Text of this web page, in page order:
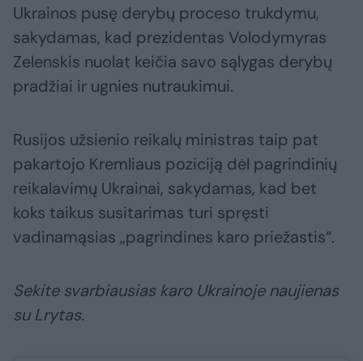
Ukrainos pusę derybų proceso trukdymu,
sakydamas, kad prezidentas Volodymyras
Zelenskis nuolat keičia savo sąlygas derybų
pradžiai ir ugnies nutraukimui.
Rusijos užsienio reikalų ministras taip pat
pakartojo Kremliaus poziciją dėl pagrindinių
reikalavimų Ukrainai, sakydamas, kad bet
koks taikus susitarimas turi spręsti
vadinamąsias „pagrindines karo priežastis“.
Sekite svarbiausias karo Ukrainoje naujienas
su Lrytas.